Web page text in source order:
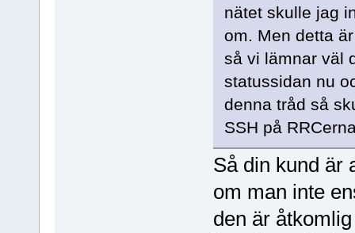
nätet skulle jag
om. Men detta
så vi lämnar väl
statussidan nu
denna tråd så
SSH på
Så din kund är
om man inte
den är